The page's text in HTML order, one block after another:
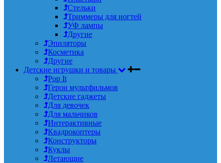
Стельки
Триммеры для ногтей
УФ лампы
Другие
Эпиляторы
Косметика
Другие
Детские игрушки и товары
Pop It
Герои мультфильмов
Детские гаджеты
Для девочек
Для мальчиков
Интерактивные
Квадрокоптеры
Конструкторы
Куклы
Летающие